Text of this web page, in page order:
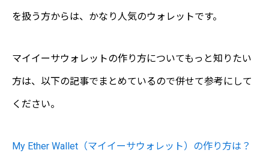
を扱う方からは、かなり人気のウォレットです。
マイイーサウォレットの作り方についてもっと知りたい
方は、以下の記事でまとめているので併せて参考にして
ください。
My Ether Wallet（マイイーサウォレット）の作り方は？